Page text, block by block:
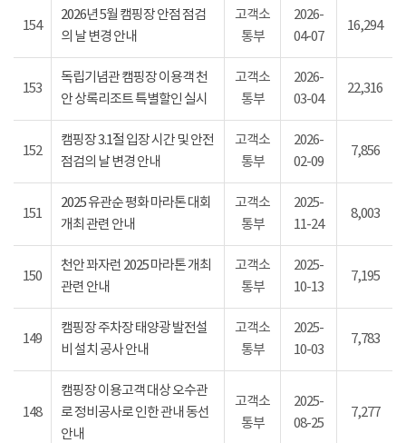
154
2026년 5월 캠핑장 안점 점검
의 날 변경 안내
고객소
통부
2026-
04-07
16,294
153
독립기념관 캠핑장 이용객 천
안 상록리조트 특별할인 실시
고객소
통부
2026-
03-04
22,316
152
캠핑장 3.1절 입장 시간 및 안전
점검의 날 변경 안내
고객소
통부
2026-
02-09
7,856
151
2025 유관순 평화 마라톤 대회
개최 관련 안내
고객소
통부
2025-
11-24
8,003
150
천안 꽈자런 2025 마라톤 개최
관련 안내
고객소
통부
2025-
10-13
7,195
149
캠핑장 주차장 태양광 발전설
비 설치 공사 안내
고객소
통부
2025-
10-03
7,783
148
캠핑장 이용고객 대상 오수관
로 정비공사로 인한 관내 동선
안내
고객소
통부
2025-
08-25
7,277